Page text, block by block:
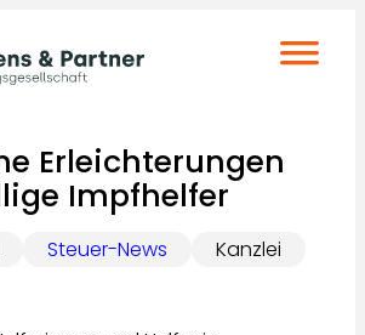
Erleichterungen
Impfhelfer
Steuer-News Kanzlei